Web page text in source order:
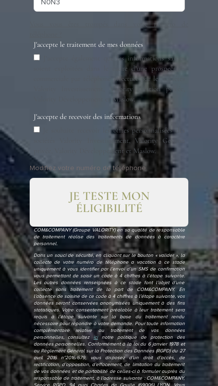
Vous vous êtes trompés dans votre numéro de
J'accepte le traitement de mes données
J’accepte également que les informations saisies
soient exploitées dans le cadre d’une prospection
commerciale par téléphone effectuée par les sociétés
Valority Investissement, Valority Gestion privée,
Valority Développement et Maslow.
J'accepte de recevoir des informations
Je souhaite recevoir les offres personnalisées des
sociétés Valority Investissement, Valority Gestion
privée, Valority Développement et Maslow.
Modifiez votre numéro de téléphone
JE TESTE MON
ÉLIGIBILITÉ
COM&COMPANY (Groupe VALORITY) en sa qualité de responsable
de traitement réalise des traitements de données à caractère
personnel.
Dans un souci de sécurité, en cliquant sur le bouton « valider », la
collecte de votre numéro de téléphone a vocation à ce stade
uniquement à vous identifier par l’envoi d’un SMS de confirmation
vous permettant de saisir un code à 4 chiffres à l’étape suivante.
Les autres données renseignées à ce stade font l’objet d’une
collecte sans traitement de la part de COM&COMPANY. En
l’absence de saisine de ce code à 4 chiffres à l’étape suivante, vos
données seront conservées anonymisées uniquement à des fins
statistiques. Votre consentement préalable à leur traitement sera
requis à l’étape suivante sur la base du traitement rendu
nécessaire pour répondre à votre demande. Pour toute information
complémentaire relative au traitement de vos données
personnelles, consultez icinotre politique de protection des
données personnelles. Conformément à la loi du 6 janvier 1978 et
au Règlement Général sur la Protection des Données (RGPD) du 27
avril 2016 n°2016/679, vous disposez d’un droit d’accès, de
rectification, d’opposition, d’effacement, de limitation du traitement
de vos données et de portabilité de celles-ci à formuler auprès du
responsable de traitement, à l’adresse suivante : COM&COMPANY,